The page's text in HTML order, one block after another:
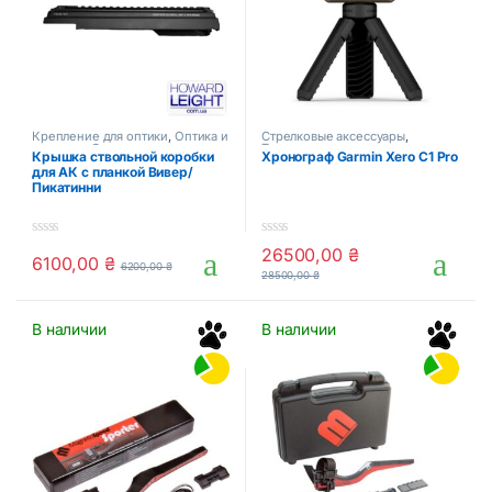
Крепление для оптики, Оптика и
прицелы Стрелковые
аксессуары
Крышка ствольной коробки
для АК с планкой Вивер/
Пикатинни
o
f
6100,00 ₴ 6200,00₴
Стрелковые аксессуары,
Тактические аксессуары
Хронограф Garmin Xero C1 Pro
0
o
u
f
26500,00 ₴
28500,00₴
В наличии В наличии